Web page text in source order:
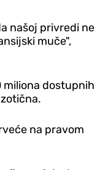
našoj privredi ne
muče",
miliona dostupnih
na pravom